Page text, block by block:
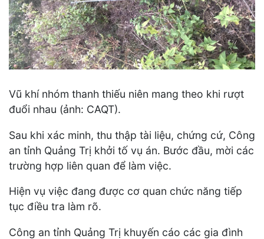
Vũ khí nhóm thanh thiếu niên mang theo khi rượt
đuổi nhau (ảnh: CAQT).
Sau khi xác minh, thu thập tài liệu, chứng cứ, Công
an tỉnh Quảng Trị khởi tố vụ án. Bước đầu, mời các
trường hợp liên quan để làm việc.
Hiện vụ việc đang được cơ quan chức năng tiếp
tục điều tra làm rõ.
Công an tỉnh Quảng Trị khuyến cáo các gia đình